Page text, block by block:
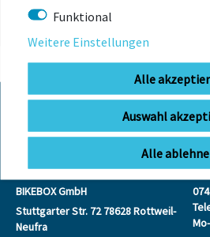
KONTAKT
BIKEBOX GmbH
Stuttgarter Str. 72 78628 Rottweil-
Neufra
Funktional
Weitere Einstellungen
Alle
Auswahl
Alle